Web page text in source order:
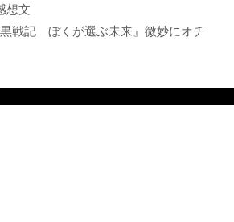
想文
戦記 ぼくが選ぶ未来』微妙にオチ